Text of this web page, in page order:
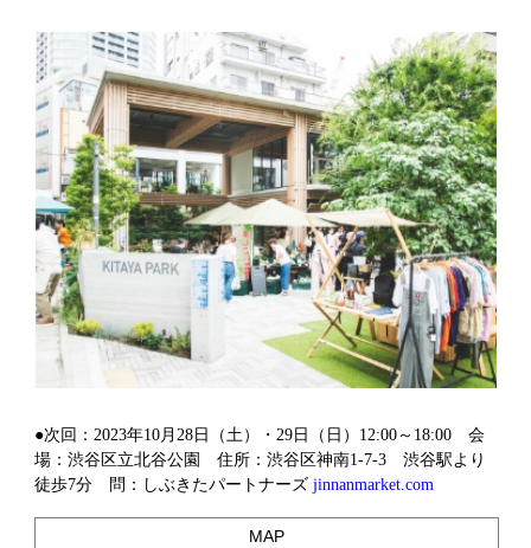
●次回：2023年10月28日（土）・29日（日）12:00～18:00 会
場：渋谷区立北谷公園 住所：渋谷区神南1-7-3 渋谷駅より
徒歩7分 問：しぶきたパートナーズ jinnanmarket.com
MAP